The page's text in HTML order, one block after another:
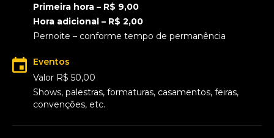
Primeira hora – R$ 9,00
Hora adicional – R$ 2,00
Pernoite – conforme tempo de permanência
Eventos
Valor R$ 50,00
Shows, palestras, formaturas, casamentos, feiras,
convenções, etc.